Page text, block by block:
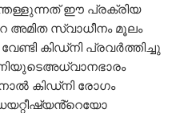
ഈ പ്രക്രിയ
അമിത സ്വാധീനം മൂലം
കിഡ്‌നി പ്രവർത്തിച്ചു
കിഡ്‌നി രോഗം